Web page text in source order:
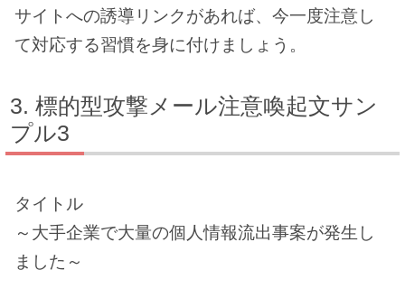
サイトへの誘導リンクがあれば、今一度注意し
て対応する習慣を身に付けましょう。
標的型攻撃メール注意喚起文サン
プル3
タイトル
～大手企業で大量の個人情報流出事案が発生し
ました～